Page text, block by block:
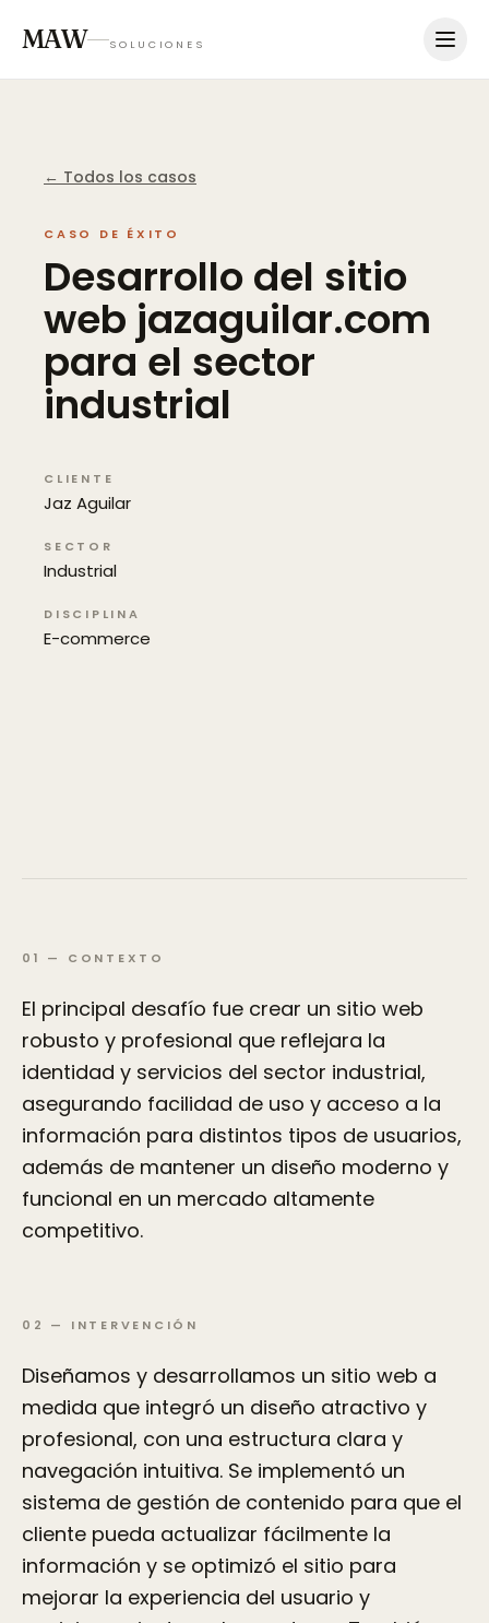
MAW SOLUCIONES
← Todos los casos
CASO DE ÉXITO
Desarrollodel sitio
web jazaguilar.com
parael sector
industrial
CLIENTE
Jaz Aguilar
SECTOR
Industrial
DISCIPLINA
E-commerce
01 — CONTEXTO
El principal desafío fue crear un sitio web
robusto y profesional que reflejara la
identidad y servicios del sector industrial,
asegurando facilidad de uso y acceso a la
información para distintos tipos de usuarios,
además de mantener un diseño moderno y
funcional en un mercado altamente
competitivo.
02 — INTERVENCIÓN
Diseñamos y desarrollamos un sitio web a
medida que integró un diseño atractivo y
profesional, con una estructura clara y
navegación intuitiva. Se implementó un
sistema de gestión de contenido para que el
cliente pueda actualizar fácilmente la
información y se optimizó el sitio para
mejorar la experiencia del usuario y